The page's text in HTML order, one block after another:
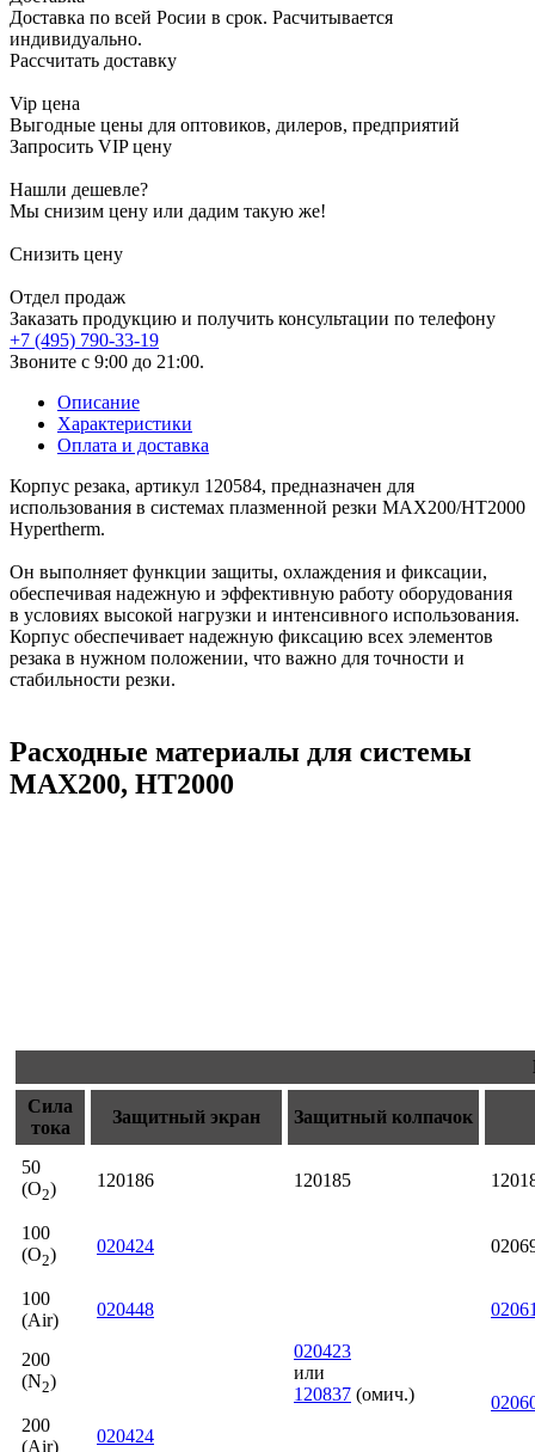
Доставка по всей Росии в срок. Расчитывается
индивидуально.
Рассчитать доставку
Vip цена
Выгодные цены для оптовиков, дилеров, предприятий
Запросить VIP цену
Нашли дешевле?
Мы снизим цену или дадим такую же!
Снизить цену
Отдел продаж
Заказать продукцию и получить консультации по телефону
+7 (495) 790-33-19
Звоните с 9:00 до 21:00.
Описание
Характеристики
Оплата и доставка
Корпус резака, артикул 120584, предназначен для
использования в системах плазменной резки MAX200/HT2000
Hypertherm.
Он выполняет функции защиты, охлаждения и фиксации,
обеспечивая надежную и эффективную работу оборудования
в условиях высокой нагрузки и интенсивного использования.
Корпус обеспечивает надежную фиксацию всех элементов
резака в нужном положении, что важно для точности и
стабильности резки.
Расходные материалы для системы
MAX200, HT2000
Сила
тока
Защитный экран Защитный колпачок
50
(O2) 120186 120185
100
(O2) 020424
020423
или
120837 (омич.)
100
(Air)
020448
200
(N2)
020424
200
(Air)